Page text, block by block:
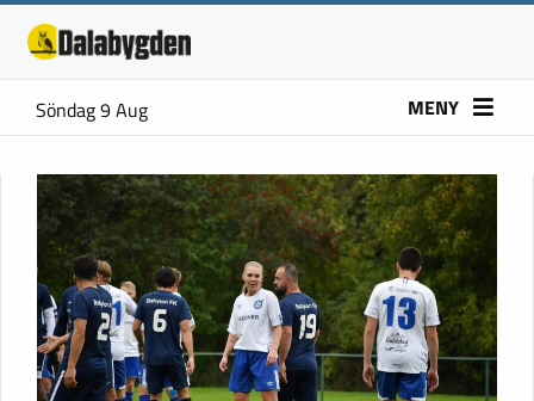
Söndag 9 Aug MENY